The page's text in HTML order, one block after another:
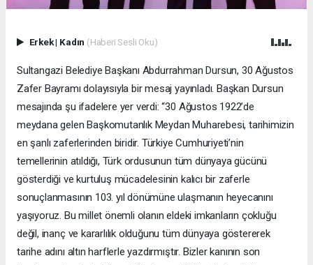
Erkek| Kadın (Haberi Sesli Oku)
Sultangazi Belediye Başkanı Abdurrahman Dursun, 30 Ağustos
Zafer Bayramı dolayısıyla bir mesaj yayınladı. Başkan Dursun
mesajında şu ifadelere yer verdi: “30 Ağustos 1922’de
meydana gelen Başkomutanlık Meydan Muharebesi, tarihimizin
en şanlı zaferlerinden biridir. Türkiye Cumhuriyeti’nin
temellerinin atıldığı, Türk ordusunun tüm dünyaya gücünü
gösterdiği ve kurtuluş mücadelesinin kalıcı bir zaferle
sonuçlanmasının 103. yıl dönümüne ulaşmanın heyecanını
yaşıyoruz. Bu millet önemli olanın eldeki imkanların çokluğu
değil, inanç ve kararlılık olduğunu tüm dünyaya göstererek
tarihe adını altın harflerle yazdırmıştır. Bizler kanının son